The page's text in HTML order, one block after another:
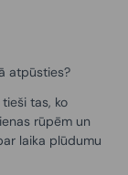
atpūsties?
tas, ko
rūpēm un
laika plūdumu